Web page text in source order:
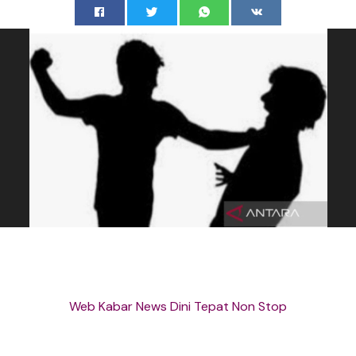
Web Kabar News Dini Tepat Non Stop